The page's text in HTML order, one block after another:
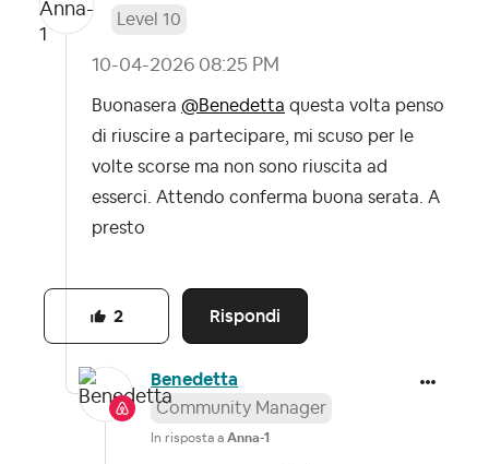
Level 10
‎10-04-2026 08:25 PM
Buonasera @Benedetta questa volta penso
di riuscire a partecipare, mi scuso per le
volte scorse ma non sono riuscita ad
esserci. Attendo conferma buona serata. A
presto
Rispondi
2
Benedetta
Community Manager
In risposta a Anna-1